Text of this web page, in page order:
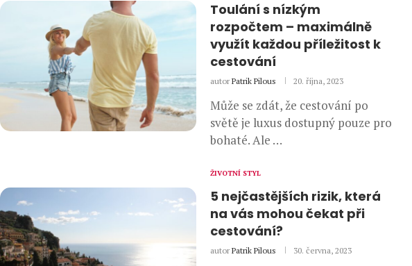
Toulání s nízkým
rozpočtem – maximálně
využít každou příležitost k
cestování
autor Patrik Pilous 20. října, 2023
Může se zdát, že cestování po
světě je luxus dostupný pouze pro
bohaté. Ale …
ŽIVOTNÍ STYL
5 nejčastějších rizik, která
na vás mohou čekat při
cestování?
autor Patrik Pilous 30. června, 2023